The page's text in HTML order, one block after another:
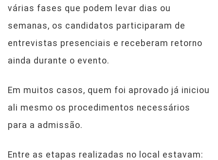
várias fases que podem levar dias ou
semanas, os candidatos participaram de
entrevistas presenciais e receberam retorno
ainda durante o evento.
Em muitos casos, quem foi aprovado já iniciou
ali mesmo os procedimentos necessários
para a admissão.
Entre as etapas realizadas no local estavam: